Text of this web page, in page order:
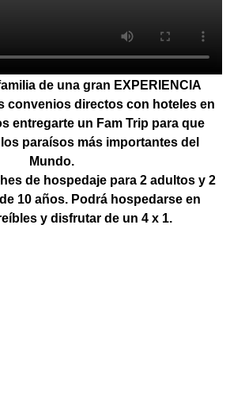
de una gran EXPERIENCIA
convenios directos con hoteles en
entregarte un Fam Trippara que
paraísos más importantes del
Mundo.
de hospedaje para 2 adultos y 2
10 años. Podrá hospedarse en
y disfrutar de un 4 x 1.